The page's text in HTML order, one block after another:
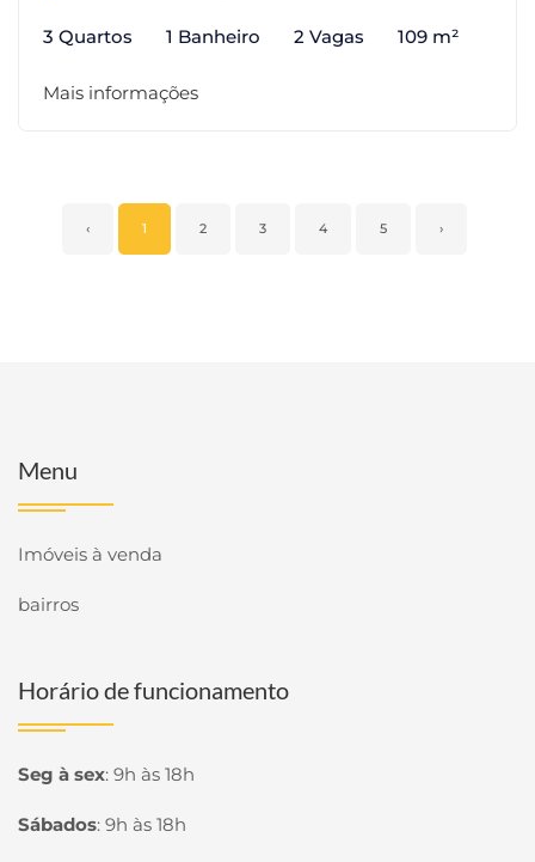
3 Quartos 1 Banheiro 2 Vagas 109 m²
Mais informações
‹ 1 2 3 4 5 ›
Menu
Imóveis à venda
bairros
Horário de funcionamento
Seg à sex: 9h às 18h
Sábados: 9h às 18h